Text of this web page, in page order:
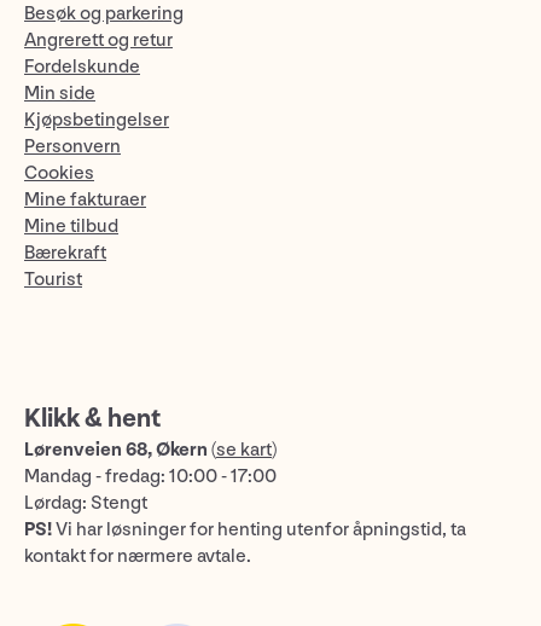
Besøk og parkering
Angrerett og retur
Fordelskunde
Min side
Kjøpsbetingelser
Personvern
Cookies
Mine fakturaer
Mine tilbud
Bærekraft
Tourist
Klikk & hent
Lørenveien 68, Økern (se kart)
Mandag - fredag: 10:00 - 17:00
Lørdag: Stengt
PS!Vi har løsninger for henting utenfor åpningstid, ta
kontakt for nærmere avtale.